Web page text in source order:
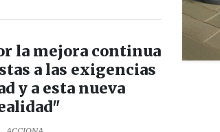
la mejora continua
a las exigencias
y a esta nueva